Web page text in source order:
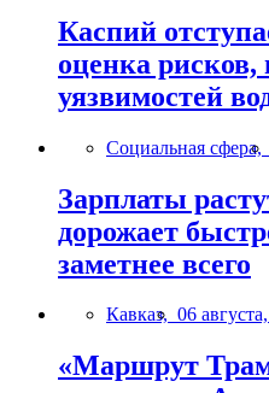
Каспий
оценка рисков,
уязвимостей
Социальная сфера,
Зарплаты
дорожает
заметнее всего
Кавказ, 06
«Маршрут